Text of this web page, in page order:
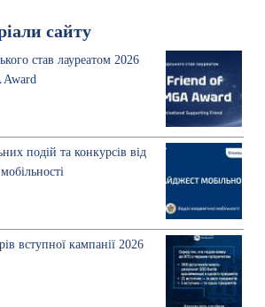
сайту
став лауреатом 2026
подій та конкурсів від
вступної кампанії 2026